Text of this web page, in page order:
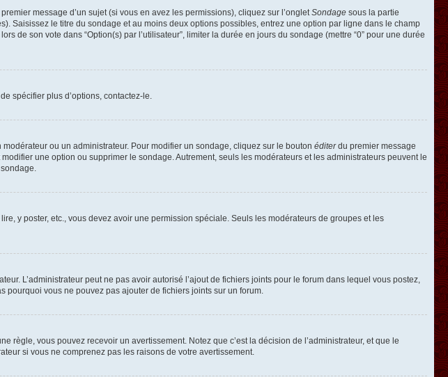
message d’un sujet (si vous en avez les permissions), cliquez sur l’onglet Sondage sous la partie
Saisissez le titre du sondage et au moins deux options possibles, entrez une option par ligne dans le champ
de son vote dans “Option(s) par l’utilisateur”, limiter la durée en jours du sondage (mettre “0” pour une durée
spécifier plus d’options, contactez-le.
ou un administrateur. Pour modifier un sondage, cliquez sur le bouton éditerdu premier message
une option ou supprimer le sondage. Autrement, seuls les modérateurs et les administrateurs peuvent le
y poster, etc., vous devez avoir une permission spéciale. Seuls les modérateurs de groupes et les
L’administrateur peut ne pas avoir autorisé l’ajout de fichiers joints pour le forum dans lequel vous postez,
vous ne pouvez pas ajouter de fichiers joints sur un forum.
vous pouvez recevoir un avertissement. Notez que c’est la décision de l’administrateur, et que le
si vous ne comprenez pas les raisons de votre avertissement.